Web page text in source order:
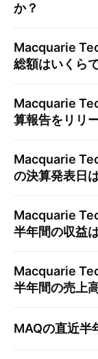
か？
Macquarie
総額はいくら
Macquarie
算報告をリリ
Macquarie
の決算発表日
Macquarie
半年間の収益
Macquarie
半年間の売上
MAQの直近半